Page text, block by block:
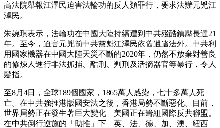
高法院舉報江澤民迫害法輪功的反人類罪行，要求法辦元兇江
澤民。
朱婉琪表示，法輪功在中國大陸持續遭到中共殘酷鎮壓長達21
年。至今，迫害元兇前中共黨魁江澤民依舊逍遙法外。中共利
用國家機器在中國大陸天災不斷的2020年，仍然不放棄對善良
的修煉人進行非法抓捕、酷刑、判刑及活摘器官等暴行，令人
髮指。
至8月4日，全球189個國家，1865萬人感染，七十多萬人死
亡。在中共強推港版國安法之後，香港局勢不斷惡化。目前，
世界局勢正在發生著巨大變化，美國正在籌組國際反共聯盟。
在中共倒行逆施的「助推」下，英、法、德、加、澳、紐西